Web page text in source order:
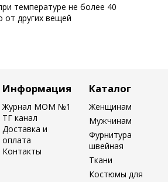
температуре не более 40
от других вещей
Информация
Журнал MOM №1
ТГ канал
Доставка и
оплата
Контакты
Каталог
Женщинам
Мужчинам
Фурнитура
швейная
Ткани
Костюмы для